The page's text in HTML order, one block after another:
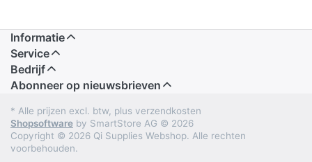
Informatie
Service
Bedrijf
Abonneer op nieuwsbrieven
* Alle prijzen excl. btw, plus verzendkosten
Shopsoftware by SmartStore AG © 2026
Copyright © 2026 Qi Supplies Webshop. Alle rechten
voorbehouden.